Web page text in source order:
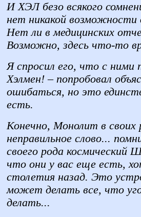
И ХЭЛ безо всякого
нет никакой возможности
Нет ли в медицинских
Возможно, здесь что-то
Я спросил его, что с ними
Хэлмен! – попробовал
ошибаться, но это
есть.
Конечно, Монолит в своих
неправильное слово...
своего рода космический
что они у вас еще есть,
столетия назад. Это
может делать все, что
делать...